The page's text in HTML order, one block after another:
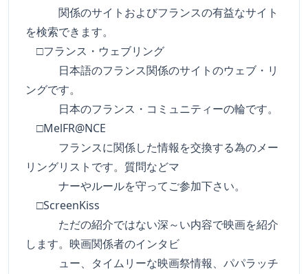
関係のサイトおよびフランスの有益なサイト
を検索できます。
□フランス・ウェブリング
日本語のフランス関係のサイトのウェブ・リ
ングです。
日本のフランス・コミュニティーの輪です。
□MelFR@NCE
フランスに関係した情報を交換する為のメー
リングリストです。質問などマ
ナーやルールを守ってご参加下さい。
□ScreenKiss
ただの紹介ではない深～い内容で映画を紹介
します。映画関係者のインタビ
ュー、タイムリーな映画祭情報、パパラッチ